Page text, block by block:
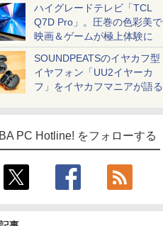
ハイグレードテレビ「TCL
Q7D Pro」。圧巻の色彩美で
映画＆ゲームが極上体験に
SOUNDPEATSのイヤカフ型
イヤフォン「UU2イヤーカ
フ」をイヤカフマニアが語る
PC Hotline! をフォローする